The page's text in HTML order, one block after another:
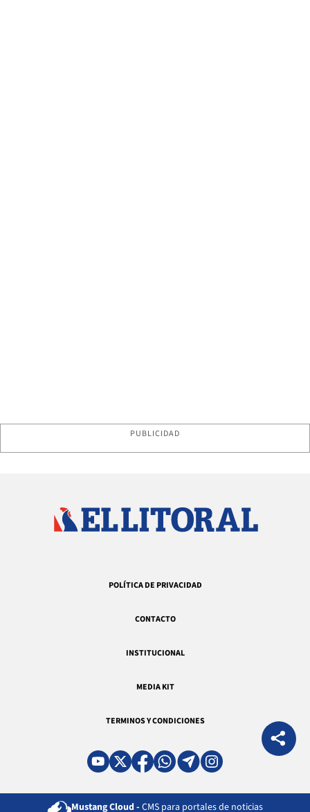
PUBLICIDAD
POLÍTICA DE PRIVACIDAD
CONTACTO
INSTITUCIONAL
MEDIA KIT
TERMINOS Y CONDICIONES
Mustang Cloud - CMS para portales de noticias